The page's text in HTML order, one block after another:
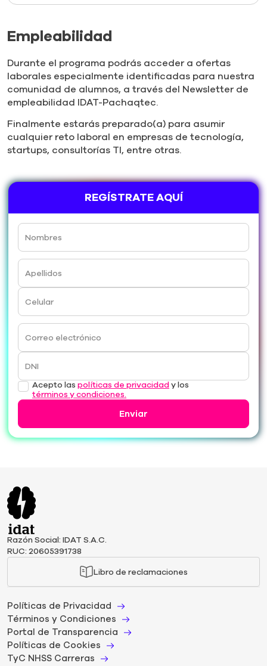
Empleabilidad
Durante el programa podrás acceder a ofertas
laborales especialmente identificadas para nuestra
comunidad de alumnos, a través del Newsletter de
empleabilidad IDAT-Pachaqtec.
Finalmente estarás preparado(a) para asumir
cualquier reto laboral en empresas de tecnología,
startups, consultorías TI, entre otras.
REGÍSTRATE AQUÍ
Nombres
Apellidos
Celular
Correo electrónico
DNI
Acepto las políticas de privacidady los
términos y condiciones.
Enviar
Razón Social: IDAT S.A.C.
RUC: 20605391738
Libro de reclamaciones
Políticas de Privacidad
Términos y Condiciones
Portal de Transparencia
Políticas de Cookies
TyC NHSS Carreras